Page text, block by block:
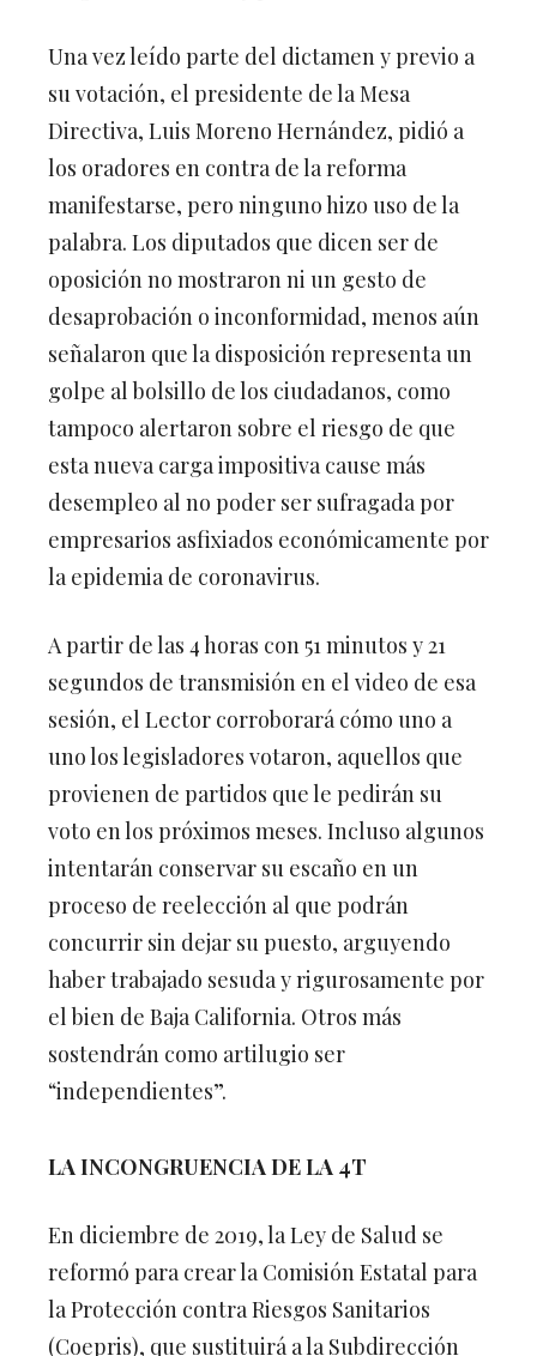
Una vez leído parte del dictamen y previo a
su votación, el presidente de la Mesa
Directiva, Luis Moreno Hernández, pidió a
los oradores en contra de la reforma
manifestarse, pero ninguno hizo uso de la
palabra. Los diputados que dicen ser de
oposición no mostraron ni un gesto de
desaprobación o inconformidad, menos aún
señalaron que la disposición representa un
golpe al bolsillo de los ciudadanos, como
tampoco alertaron sobre el riesgo de que
esta nueva carga impositiva cause más
desempleo al no poder ser sufragada por
empresarios asfixiados económicamente por
la epidemia de coronavirus.
A partir de las 4 horas con 51 minutos y 21
segundos de transmisión en el video de esa
sesión, el Lector corroborará cómo uno a
uno los legisladores votaron, aquellos que
provienen de partidos que le pedirán su
voto en los próximos meses. Incluso algunos
intentarán conservar su escaño en un
proceso de reelección al que podrán
concurrir sin dejar su puesto, arguyendo
haber trabajado sesuda y rigurosamente por
el bien de Baja California. Otros más
sostendrán como artilugio ser
“independientes”.
LA INCONGRUENCIA DE LA 4T
En diciembre de 2019, la Ley de Salud se
reformó para crear la Comisión Estatal para
la Protección contra Riesgos Sanitarios
(Coepris), que sustituirá a la Subdirección